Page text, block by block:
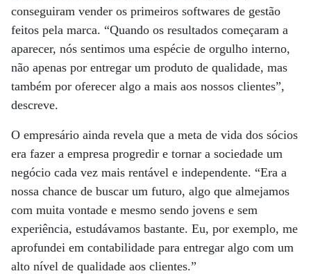
conseguiram vender os primeiros softwares de gestão
feitos pela marca. “Quando os resultados começaram a
aparecer, nós sentimos uma espécie de orgulho interno,
não apenas por entregar um produto de qualidade, mas
também por oferecer algo a mais aos nossos clientes”,
descreve.
O empresário ainda revela que a meta de vida dos sócios
era fazer a empresa progredir e tornar a sociedade um
negócio cada vez mais rentável e independente. “Era a
nossa chance de buscar um futuro, algo que almejamos
com muita vontade e mesmo sendo jovens e sem
experiência, estudávamos bastante. Eu, por exemplo, me
aprofundei em contabilidade para entregar algo com um
alto nível de qualidade aos clientes.”